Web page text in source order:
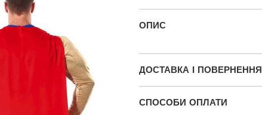
ОПИС
ДОСТАВКА І ПОВЕРНЕННЯ
СПОСОБИ ОПЛАТИ